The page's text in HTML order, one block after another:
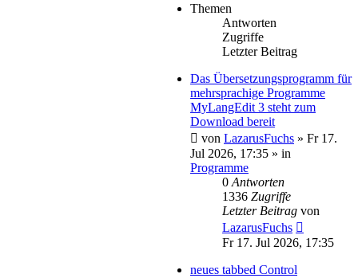
Themen
Antworten
Zugriffe
Letzter Beitrag
Das Übersetzungsprogramm für
mehrsprachige Programme
MyLangEdit 3 steht zum
Download bereit
von LazarusFuchs » Fr 17.
Jul 2026, 17:35 » in
Programme
0 Antworten
1336 Zugriffe
Letzter Beitrag von
LazarusFuchs
Fr 17. Jul 2026, 17:35
neues tabbed Control